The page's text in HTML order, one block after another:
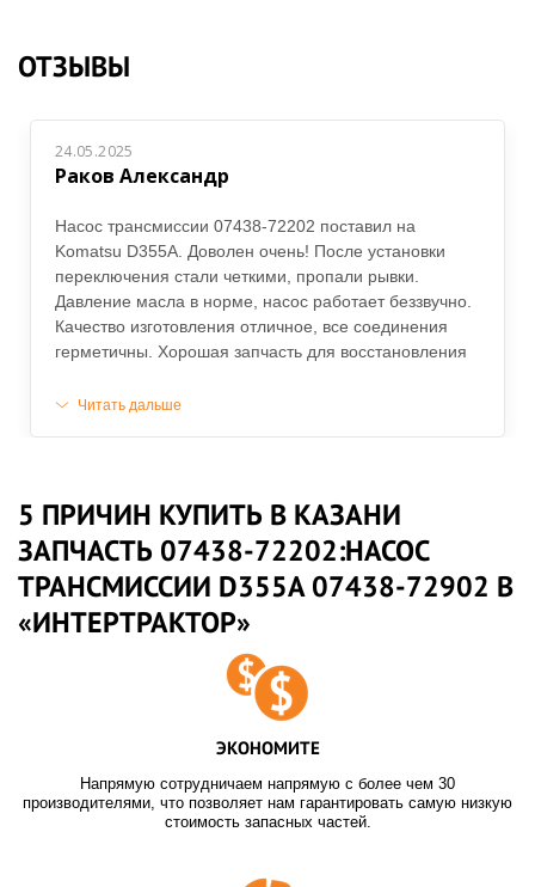
ОТЗЫВЫ
24.05.2025
Раков Александр
Насос трансмиссии 07438-72202 поставил на
Komatsu D355A. Доволен очень! После установки
переключения стали четкими, пропали рывки.
Давление масла в норме, насос работает беззвучно.
Качество изготовления отличное, все соединения
герметичны. Хорошая запчасть для восстановления
Читать дальше
5 ПРИЧИН КУПИТЬ В КАЗАНИ
ЗАПЧАСТЬ 07438-72202:НАСОС
ТРАНСМИССИИ D355A 07438-72902 В
«ИНТЕРТРАКТОР»
ЭКОНОМИТЕ
Напрямую сотрудничаем напрямую с более чем 30
производителями, что позволяет нам гарантировать самую низкую
стоимость запасных частей.